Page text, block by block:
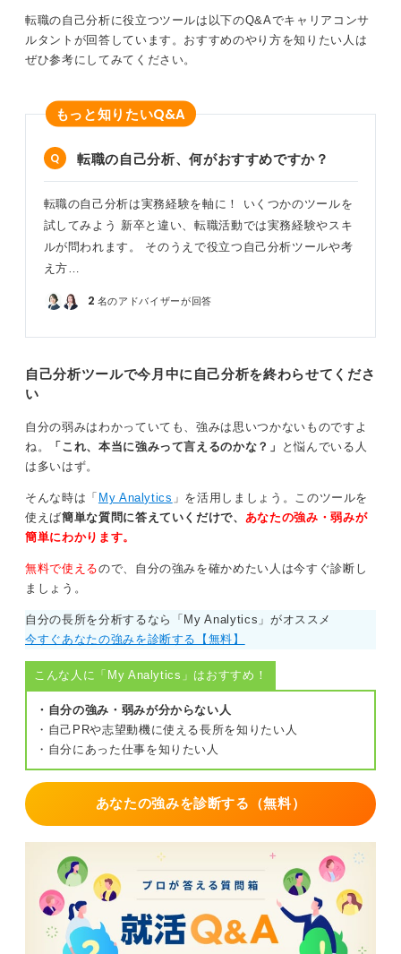
転職の自己分析に役立つツールは以下のQ&Aでキャリアコンサ
ルタントが回答しています。おすすめのやり方を知りたい人は
ぜひ参考にしてみてください。
もっと知りたいQ&A
転職の自己分析、何がおすすめですか？
転職の自己分析は実務経験を軸に！ いくつかのツールを
試してみよう 新卒と違い、転職活動では実務経験やスキ
ルが問われます。 そのうえで役立つ自己分析ツールや考
え方…
2 名のアドバイザーが回答
自己分析ツールで今月中に自己分析を終わらせてくださ
い
自分の弱みはわかっていても、強みは思いつかないものですよ
ね。
「これ、本当に強みって言えるのかな？」
と悩んでいる人
は多いはず。
そんな時は「 My Analytics 」を活用しましょう。このツールを
使えば簡単な質問に答えていくだけで、 あなたの強み・弱みが
簡単にわかります。
無料で使えるので、自分の強みを確かめたい人は今すぐ診断し
ましょう。
自分の長所を分析するなら「My Analytics」がオススメ
今すぐあなたの強みを診断する【無料】
こんな人に「My Analytics」はおすすめ！
・自分の強み・弱みが分からない人
・自己PRや志望動機に使える長所を知りたい人
・自分にあった仕事を知りたい人
あなたの強みを診断する（無料）